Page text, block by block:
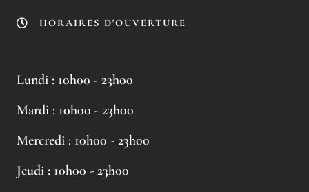
HORAIRES D'OUVERTURE
Lundi : 10h00 - 23h00
Mardi : 10h00 - 23h00
Mercredi : 10h00 - 23h00
Jeudi : 10h00 - 23h00